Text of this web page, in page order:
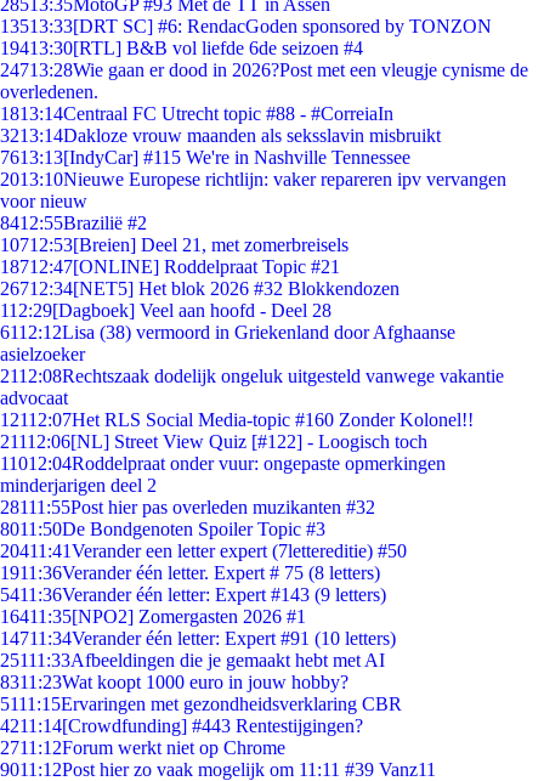
28513:35MotoGP #93 Met de TT in Assen
13513:33[DRT SC] #6: RendacGoden sponsored by TONZON
19413:30[RTL] B&B vol liefde 6de seizoen #4
24713:28Wie gaan er dood in 2026?Post met een vleugje cynisme de
overledenen.
1813:14Centraal FC Utrecht topic #88 - #CorreiaIn
3213:14Dakloze vrouw maanden als seksslavin misbruikt
7613:13[IndyCar] #115 We're in Nashville Tennessee
2013:10Nieuwe Europese richtlijn: vaker repareren ipv vervangen
voor nieuw
8412:55Brazilië #2
10712:53[Breien] Deel 21, met zomerbreisels
18712:47[ONLINE] Roddelpraat Topic #21
26712:34[NET5] Het blok 2026 #32 Blokkendozen
112:29[Dagboek] Veel aan hoofd - Deel 28
6112:12Lisa (38) vermoord in Griekenland door Afghaanse
asielzoeker
2112:08Rechtszaak dodelijk ongeluk uitgesteld vanwege vakantie
advocaat
12112:07Het RLS Social Media-topic #160 Zonder Kolonel!!
21112:06[NL] Street View Quiz [#122] - Loogisch toch
11012:04Roddelpraat onder vuur: ongepaste opmerkingen
minderjarigen deel 2
28111:55Post hier pas overleden muzikanten #32
8011:50De Bondgenoten Spoiler Topic #3
20411:41Verander een letter expert (7lettereditie) #50
1911:36Verander één letter. Expert # 75 (8 letters)
5411:36Verander één letter: Expert #143 (9 letters)
16411:35[NPO2] Zomergasten 2026 #1
14711:34Verander één letter: Expert #91 (10 letters)
25111:33Afbeeldingen die je gemaakt hebt met AI
8311:23Wat koopt 1000 euro in jouw hobby?
5111:15Ervaringen met gezondheidsverklaring CBR
4211:14[Crowdfunding] #443 Rentestijgingen?
2711:12Forum werkt niet op Chrome
9011:12Post hier zo vaak mogelijk om 11:11 #39 Vanz11